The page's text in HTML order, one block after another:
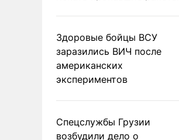
Здоровые бойцы ВСУ
заразились ВИЧ после
американских
экспериментов
Спецслужбы Грузии
возбудили дело о